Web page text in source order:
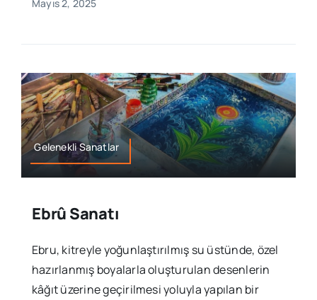
Mayıs 2, 2025
Gelenekli Sanatlar
Ebrû Sanatı
Ebru, kitreyle yoğunlaştırılmış su üstünde, özel
hazırlanmış boyalarla oluşturulan desenlerin
kâğıt üzerine geçirilmesi yoluyla yapılan bir